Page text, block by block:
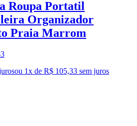
Roupa Portatil
Organizador
Praia Marrom
ou 1x de R$ 105,33 sem juros